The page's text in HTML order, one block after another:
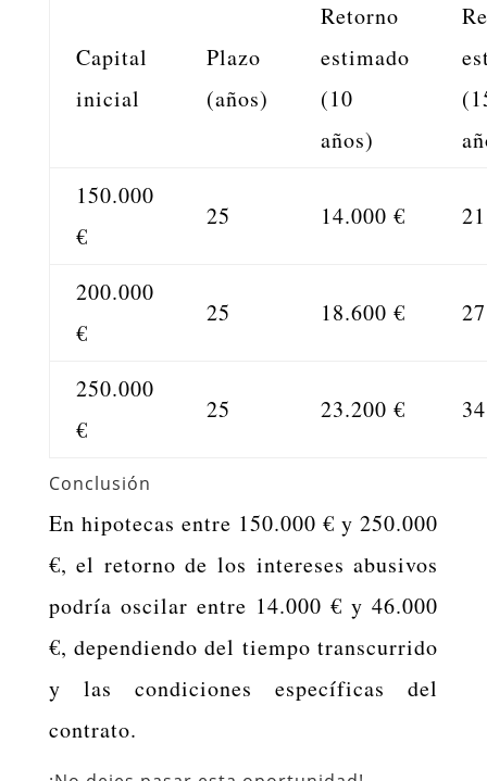
Capital
inicial
Plazo
(años)
Retorno
estimado
(10
años)
150.000
€
25 14.000 €
200.000
€
25 18.600 €
250.000
€
25 23.200 €
Conclusión
En hipotecas entre 150.000 € y 250.000
€, el retorno de los intereses abusivos
podría oscilar entre 14.000 € y 46.000
€, dependiendo del tiempo transcurrido
y las condiciones específicas del
contrato.